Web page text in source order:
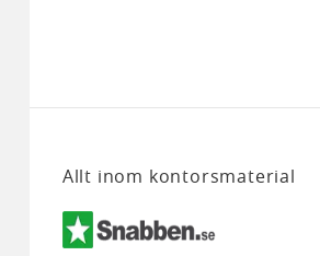
Allt inom kontorsmaterial